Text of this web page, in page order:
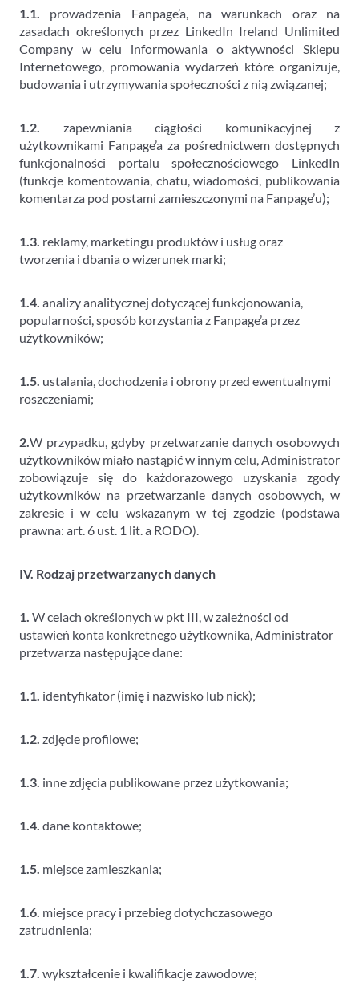
1.1. prowadzenia Fanpage’a, na warunkach oraz na
zasadach określonych przez LinkedIn Ireland Unlimited
Company w celu informowania o aktywności Sklepu
Internetowego, promowania wydarzeń które organizuje,
budowania i utrzymywania społeczności z nią związanej;
1.2. zapewniania ciągłości komunikacyjnej z
użytkownikami Fanpage’a za pośrednictwem dostępnych
funkcjonalności portalu społecznościowego LinkedIn
(funkcje komentowania, chatu, wiadomości, publikowania
komentarza pod postami zamieszczonymi na Fanpage’u);
1.3. reklamy, marketingu produktów i usług oraz
tworzenia i dbania o wizerunek marki;
1.4. analizy analitycznej dotyczącej funkcjonowania,
popularności, sposób korzystania z Fanpage’a przez
użytkowników;
1.5. ustalania, dochodzenia i obrony przed ewentualnymi
roszczeniami;
2.W przypadku, gdyby przetwarzanie danych osobowych
użytkowników miało nastąpić w innym celu, Administrator
zobowiązuje się do każdorazowego uzyskania zgody
użytkowników na przetwarzanie danych osobowych, w
zakresie i w celu wskazanym w tej zgodzie (podstawa
prawna: art. 6 ust. 1 lit. a RODO).
IV. Rodzaj przetwarzanych danych
1. W celach określonych w pkt III, w zależności od
ustawień konta konkretnego użytkownika, Administrator
przetwarza następujące dane:
1.1. identyfikator (imię i nazwisko lub nick);
1.2. zdjęcie profilowe;
1.3. inne zdjęcia publikowane przez użytkowania;
1.4. dane kontaktowe;
1.5. miejsce zamieszkania;
1.6. miejsce pracy i przebieg dotychczasowego
zatrudnienia;
1.7. wykształcenie i kwalifikacje zawodowe;